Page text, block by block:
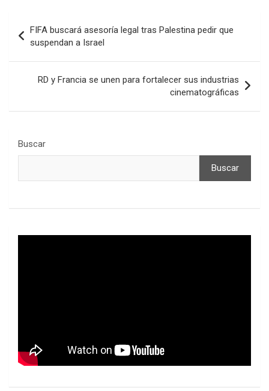
de
entradas
FIFA buscará asesoría legal tras Palestina pedir que
suspendan a Israel
RD y Francia se unen para fortalecer sus industrias
cinematográficas
Buscar
Buscar